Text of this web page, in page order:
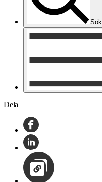
Sök
Dela